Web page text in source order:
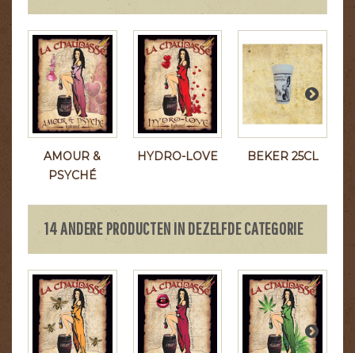
AMOUR &
PSYCHÉ
HYDRO-LOVE BEKER 25CL
14 ANDERE PRODUCTEN IN DEZELFDE CATEGORIE